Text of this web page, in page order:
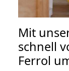
Mit
schnell
Ferrol